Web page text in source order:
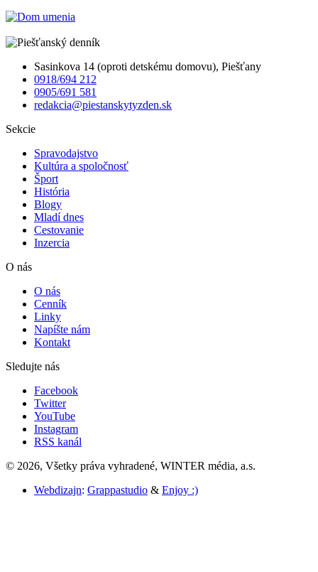
Sasinkova 14 (oproti detskému domovu), Piešťany
0918/694 212
0905/691 581
redakcia@piestanskytyzden.sk
Sekcie
Spravodajstvo
Kultúra a spoločnosť
Šport
História
Blogy
Mladí dnes
Cestovanie
Inzercia
O nás
O nás
Cenník
Linky
Napíšte nám
Kontakt
Sledujte nás
Facebook
Twitter
YouTube
Instagram
RSS kanál
© 2026, Všetky práva vyhradené, WINTER média, a.s.
Webdizajn: Grappastudio & Enjoy :)